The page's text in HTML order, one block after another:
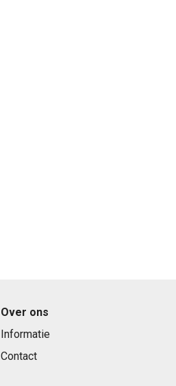
Over ons
Informatie
Contact